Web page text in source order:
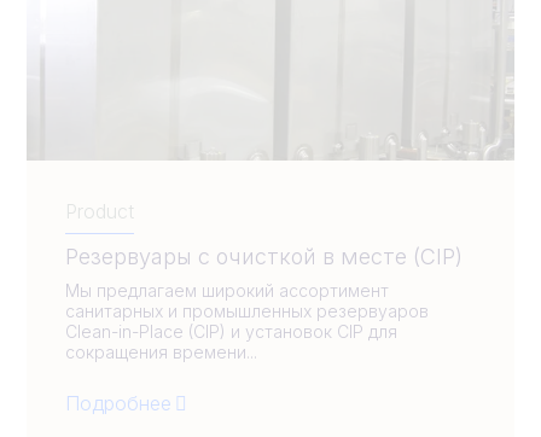
Product
Резервуары с очисткой в месте (CIP)
Мы предлагаем широкий ассортимент
санитарных и промышленных резервуаров
Clean-in-Place (CIP) и установок CIP для
сокращения времени...
Подробнее